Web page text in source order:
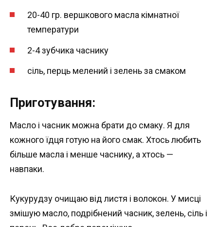
20-40 гр. вершкового масла кімнатної
температури
2-4 зубчика часнику
сіль, перць мелений і зелень за смаком
Приготування:
Масло і часник можна брати до смаку. Я для
кожного їдця готую на його смак. Хтось любить
більше масла і менше часнику, а хтось —
навпаки.
Кукурудзу очищаю від листя і волокон. У мисці
змішую масло, подрібнений часник, зелень, сіль і